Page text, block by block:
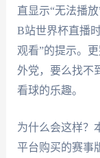
直显示“无法播
B站世界杯直播
观看”的提示。
外党，要么找不
看球的乐趣。
为什么会这样
平台购买的赛事